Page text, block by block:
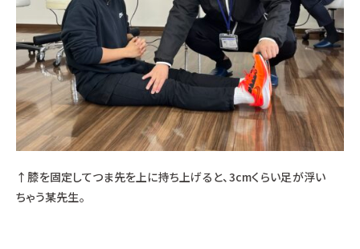
↑膝を固定してつま先を上に持ち上げると、3cmくらい足が浮い
ちゃう某先生。